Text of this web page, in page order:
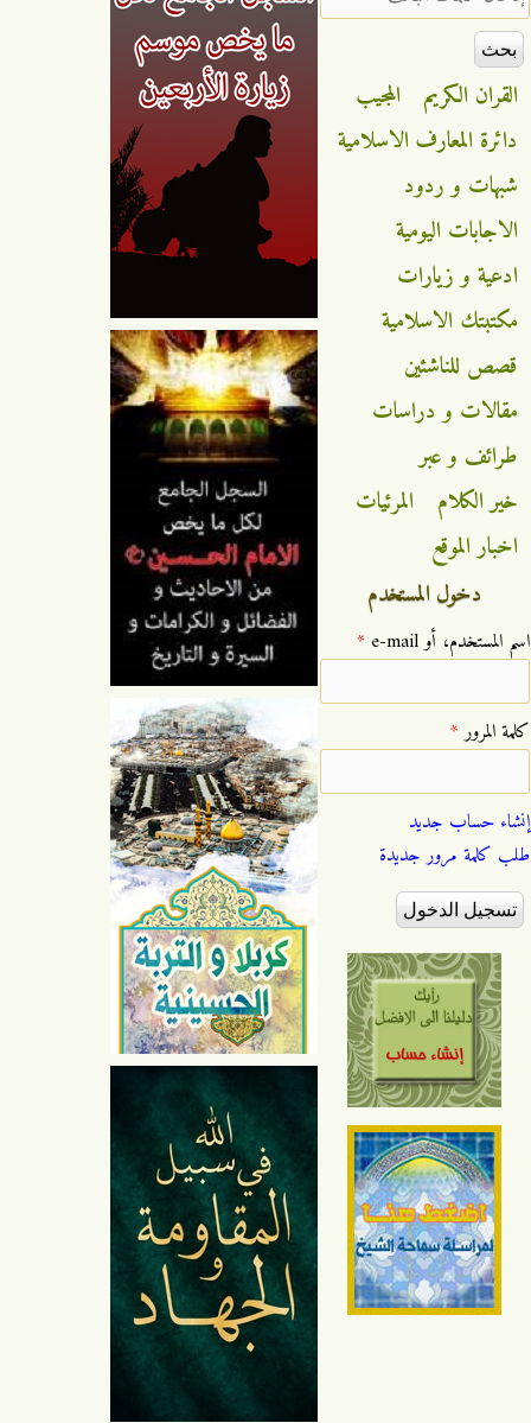
القران الكريم
المجيب
دائرة المعارف الاسلامية
شبهات و ردود
الاجابات اليومية
ادعية و زيارات
مكتبتك الاسلامية
قصص للناشئين
مقالات و دراسات
طرائف و عبر
خير الكلام
المرئيات
اخبار الموقع
دخول المستخدم
‏اسم المستخدم، أو e-mail ‏ *
‏كلمة المرور ‏*
إنشاء حساب جديد
طلب كلمة مرور جديدة